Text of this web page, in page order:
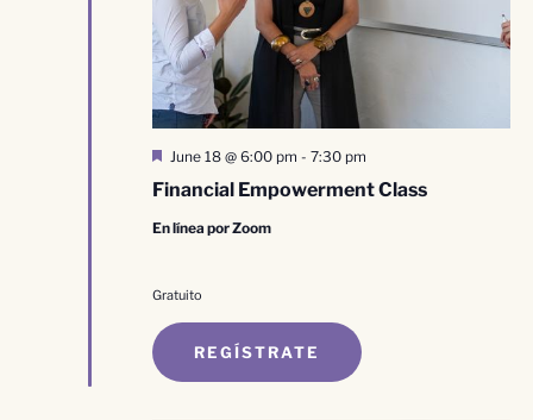
Financial Empowerment Class
Destacado
June 18 @ 6:00 pm - 7:30 pm
En línea por Zoom
Gratuito
REGÍSTRATE